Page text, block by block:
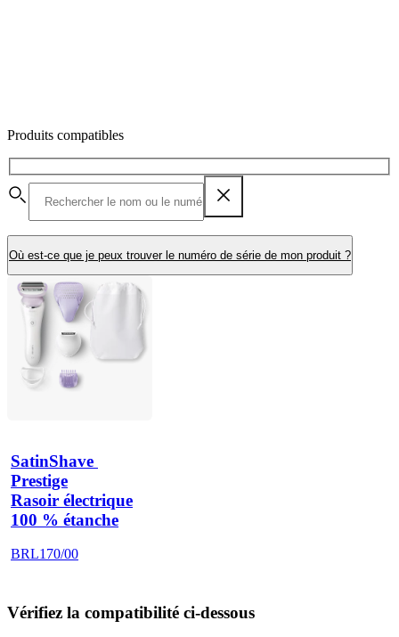
Produits compatibles
Où est-ce que je peux trouver le numéro de série de mon produit ?
SatinShave
Prestige
Rasoir électrique
100 % étanche
BRL170/00
Vérifiez la compatibilité ci-dessous